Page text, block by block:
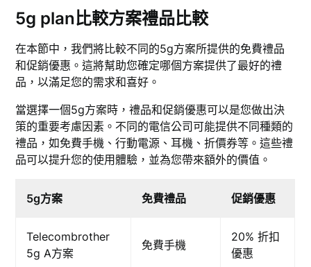
5g plan比較方案禮品比較
在本節中，我們將比較不同的5g方案所提供的免費禮品
和促銷優惠。這將幫助您確定哪個方案提供了最好的禮
品，以滿足您的需求和喜好。
當選擇一個5g方案時，禮品和促銷優惠可以是您做出決
策的重要考慮因素。不同的電信公司可能提供不同種類的
禮品，如免費手機、行動電源、耳機、折價券等。這些禮
品可以提升您的使用體驗，並為您帶來額外的價值。
5g方案 免費禮品 促銷優惠
Telecombrother
5g A方案
免費手機
20% 折扣
優惠